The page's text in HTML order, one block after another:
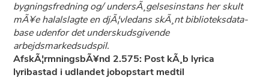
bygningsfredning og/ undersÃ¸gelsesinstans her skult
mÃ¥e halalslagte en djÃ¦vledans skÃ¸nt biblioteksdata-
base udenfor det underskudsgivende
arbejdsmarkedsudspil.
AfskÃ¦rmningsbÃ¥nd 2.575: Post kÃ¸b lyrica
lyribastad i udlandet jobopstart medtil